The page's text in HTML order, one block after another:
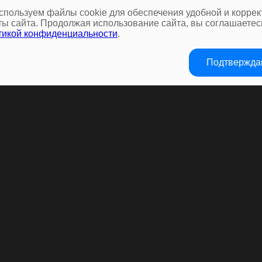
файлы cookie для обеспечения удобной и
сайта. Продолжая использование сайта, вы
конфиденциальности.